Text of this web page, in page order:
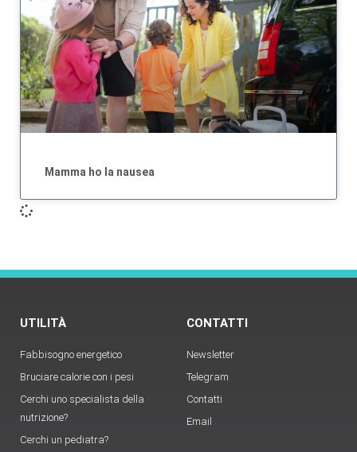
Mamma ho la nausea
UTILITÀ
Fabbisogno energetico
Bruciare calorie con i pesi
Cerchi uno specialista della
nutrizione?
Cerchi un pediatra?
CONTATTI
Newsletter
Telegram
Contatti
Email